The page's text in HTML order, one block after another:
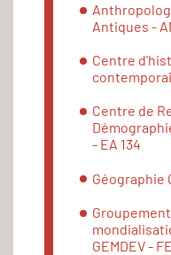
Antiques -
Centre
Centre de
- EA 134
Géographie
GEMDEV -